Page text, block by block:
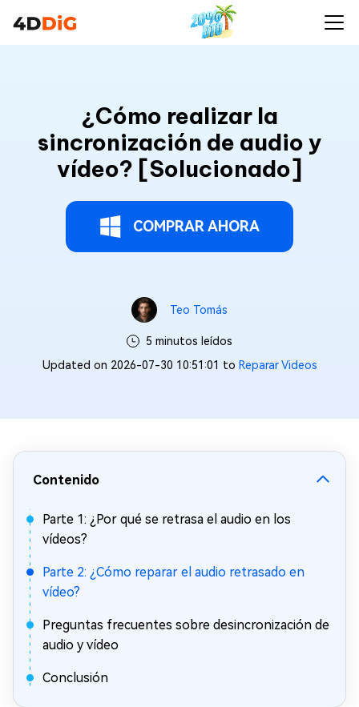
¿Cómo realizar la
sincronización de audio y
vídeo? [Solucionado]
COMPRAR AHORA
Teo Tomás
5 minutos leídos
Updated on 2026-07-30 10:51:01 to Reparar Videos
Contenido
Parte 1: ¿Por qué se retrasa el audio en los
vídeos?
Parte 2: ¿Cómo reparar el audio retrasado en
vídeo?
Preguntas frecuentes sobre desincronización de
audio y vídeo
Conclusión